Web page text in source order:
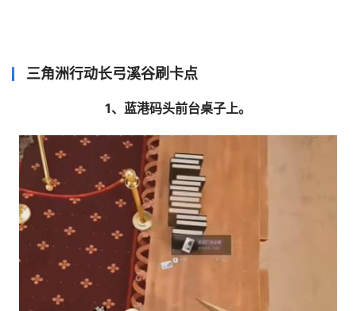
三角洲行动长弓溪谷刷卡点
1、蓝港码头前台桌子上。